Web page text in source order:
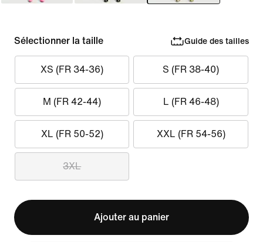
Sélectionner la taille Guide des tailles
XS (FR 34-36) S (FR 38-40)
M (FR 42-44) L (FR 46-48)
XL (FR 50-52) XXL (FR 54-56)
3XL
Ajouter au panier